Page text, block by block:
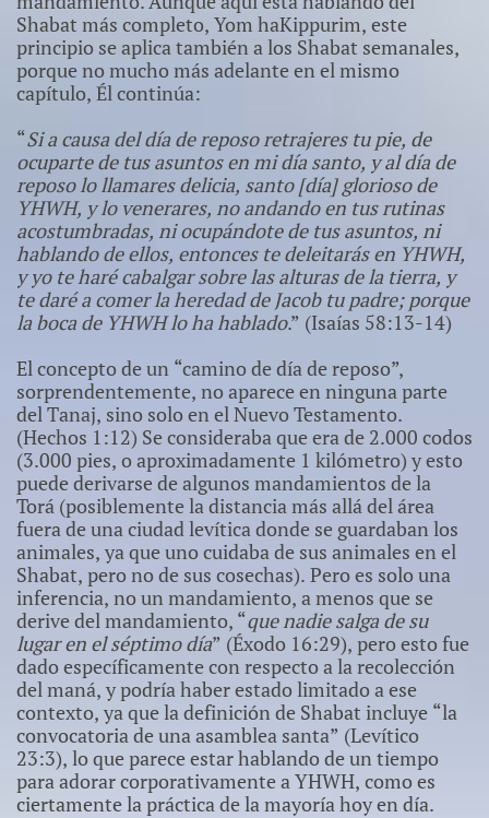
Shabat más completo, Yom haKippurim, este
principio se aplica también a los Shabat semanales,
porque no mucho más adelante en el mismo
capítulo, Él continúa:
“Si a causa del día de reposo retrajeres tu pie, de
ocuparte de tus asuntos en mi día santo, y al día de
reposo lo llamares delicia, santo [día] glorioso de
YHWH, y lo venerares, no andando en tus rutinas
acostumbradas, ni ocupándote de tus asuntos, ni
hablando de ellos, entonces te deleitarás en YHWH,
y yo te haré cabalgar sobre las alturas de la tierra, y
te daré a comer la heredad de Jacob tu padre; porque
la boca de YHWH lo ha hablado.” (Isaías 58:13-14)
El concepto de un “camino de día de reposo”,
sorprendentemente, no aparece en ninguna parte
del Tanaj, sino solo en el Nuevo Testamento.
(Hechos 1:12) Se consideraba que era de 2.000 codos
(3.000 pies, o aproximadamente 1 kilómetro) y esto
puede derivarse de algunos mandamientos de la
Torá (posiblemente la distancia más allá del área
fuera de una ciudad levítica donde se guardaban los
animales, ya que uno cuidaba de sus animales en el
Shabat, pero no de sus cosechas). Pero es solo una
inferencia, no un mandamiento, a menos que se
derive del mandamiento, “que nadie salga de su
lugar en el séptimo día” (Éxodo 16:29), pero esto fue
dado específicamente con respecto a la recolección
del maná, y podría haber estado limitado a ese
contexto, ya que la definición de Shabat incluye “la
convocatoria de una asamblea santa” (Levítico
23:3), lo que parece estar hablando de un tiempo
para adorar corporativamente a YHWH, como es
ciertamente la práctica de la mayoría hoy en día.​